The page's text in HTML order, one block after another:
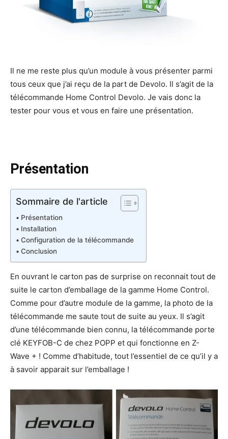
Il ne me reste plus qu’un module à vous présenter parmi
tous ceux que j’ai reçu de la part de Devolo. Il s’agit de la
télécommande Home Control Devolo. Je vais donc la
tester pour vous et vous en faire une présentation.
Présentation
Sommaire de l'article
Présentation
Installation
Configuration de la télécommande
Conclusion
En ouvrant le carton pas de surprise on reconnait tout de
suite le carton d’emballage de la gamme Home Control.
Comme pour d’autre module de la gamme, la photo de la
télécommande me saute tout de suite au yeux. Il s’agit
d’une télécommande bien connu, la télécommande porte
clé KEYFOB-C de chez POPP et qui fonctionne en Z-
Wave + ! Comme d’habitude, tout l’essentiel de ce qu’il y a
à savoir apparait sur l’emballage !